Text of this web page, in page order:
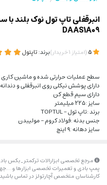
DAAS1A09
(امتیاز 1خریدار)برند:تاپتول
سطح عملیات حرارتی شده و ماشین
دارای پوشش نیکلی روی انبرقفلی و
دارای سیم قطع کن
سایز :۲۲۵ میلیمتر
برند :تاپ تول – TOPTUL
جنس بدنه :فولاد کروم – مولیبدن
سایز دهانه :۹ اینچ
مرجع تخصصی ابزارالات ترکمتر_بکس
پمپ بادی و تعمیرات تخصصی ابزارها
کارشناسان متخصص آچارتولز در تماس باشید . 09124547260 –